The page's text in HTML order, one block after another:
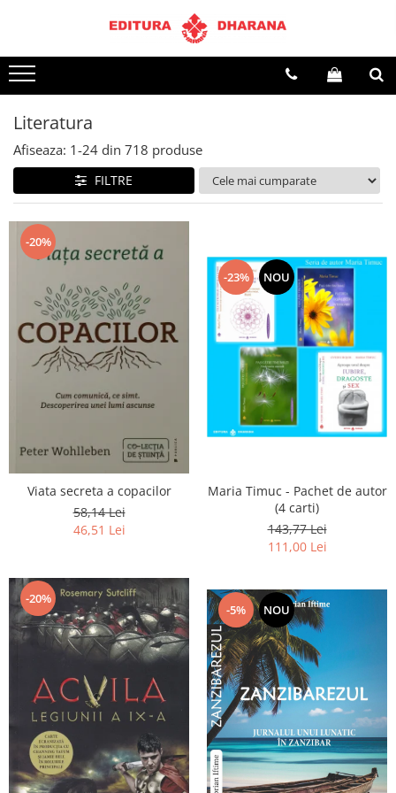
Terapii
Dietoterapie
Literatura
Afiseaza: 1-24 din 718 produse
FILTRE
-20%
Viata secreta a copacilor
58,14 Lei
46,51 Lei
-23% NOU
Maria Timuc - Pachet de autor
(4 carti)
143,77 Lei
111,00 Lei
-20%
-5% NOU